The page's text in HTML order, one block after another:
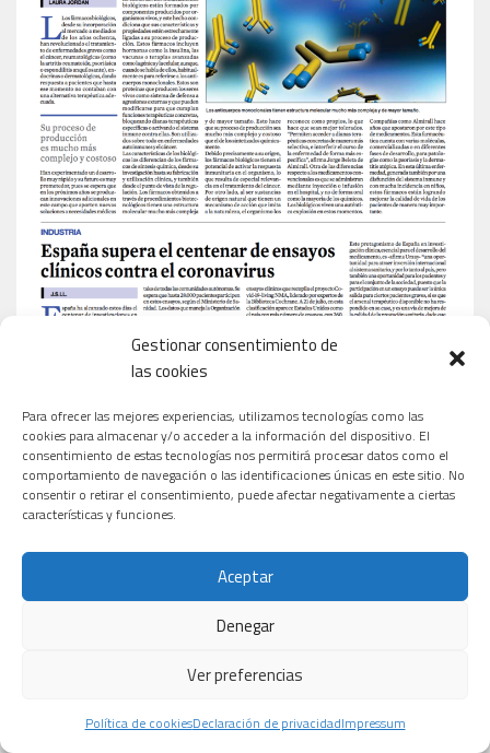
Gestionar consentimiento de
las cookies
Para ofrecer las mejores experiencias, utilizamos tecnologías como las
cookies para almacenar y/o acceder a la información del dispositivo. El
consentimiento de estas tecnologías nos permitirá procesar datos como el
comportamiento de navegación o las identificaciones únicas en este sitio. No
consentir o retirar el consentimiento, puede afectar negativamente a ciertas
características y funciones.
Aceptar
Denegar
Ver preferencias
Política de cookiesDeclaración de privacidadImpressum